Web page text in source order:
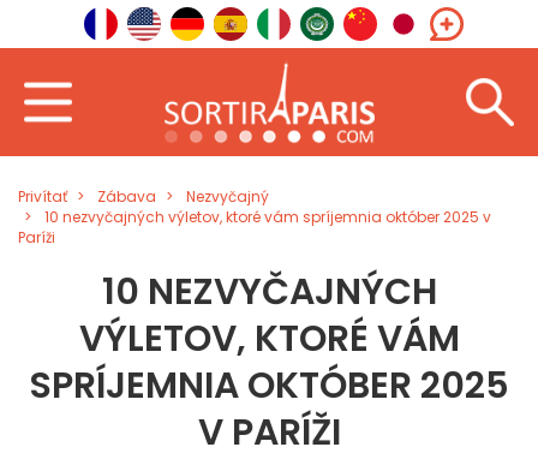
Privítať Zábava
Nezvyčajný
10 nezvyčajných výletov, ktoré vám spríjemnia október 2025 v
Paríži
10 NEZVYČAJNÝCH
VÝLETOV, KTORÉ VÁM
SPRÍJEMNIA OKTÓBER 2025
V PARÍŽI